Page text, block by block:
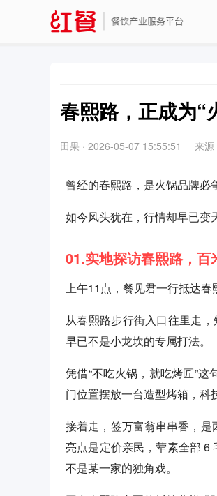
春熙路，正成为“
田果 · 2026-05-07 15:55:51 来
曾经的春熙路，是火锅品牌必
如今风头犹在，行情却早已变
01.实地探访春熙路，
上午11点，餐见君一行抵达春
从春熙路步行街入口往里走
早已不是小龙坎的专属打法。
凭借“不吃火锅，就吃烤匠”
门位置摆放一台造型烤箱，科
接着走，签万富翁串串香，
亮点是定价亲民，荤素全部 6
不是某一家的独角戏。